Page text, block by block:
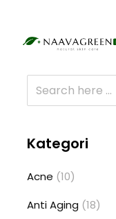
Kategori
Acne (10)
Anti Aging (18)